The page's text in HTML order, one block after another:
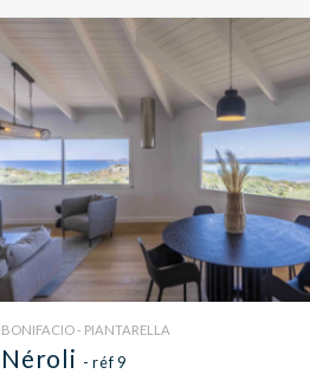
BONIFACIO - PIANTARELLA
Néroli - réf 9